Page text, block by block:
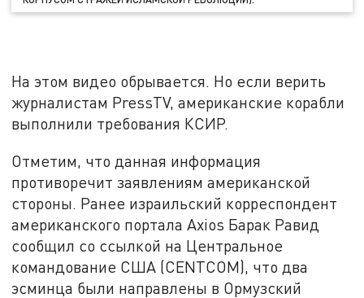
На этом видео обрывается. Но если верить
журналистам PressTV, американские корабли
выполнили требования КСИР.
Отметим, что данная информация
противоречит заявлениям американской
стороны. Ранее израильский корреспондент
американского портала Axios Барак Равид
сообщил со ссылкой на Центральное
командование США (CENTCOM), что два
эсминца были направлены в Ормузский